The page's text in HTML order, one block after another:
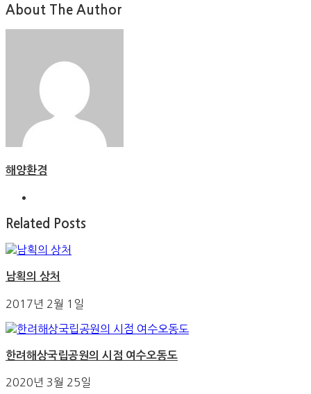
About The Author
해양환경
Related Posts
남획의 상처
2017년 2월 1일
한려해상국립공원의 시점 여수오동도
2020년 3월 25일